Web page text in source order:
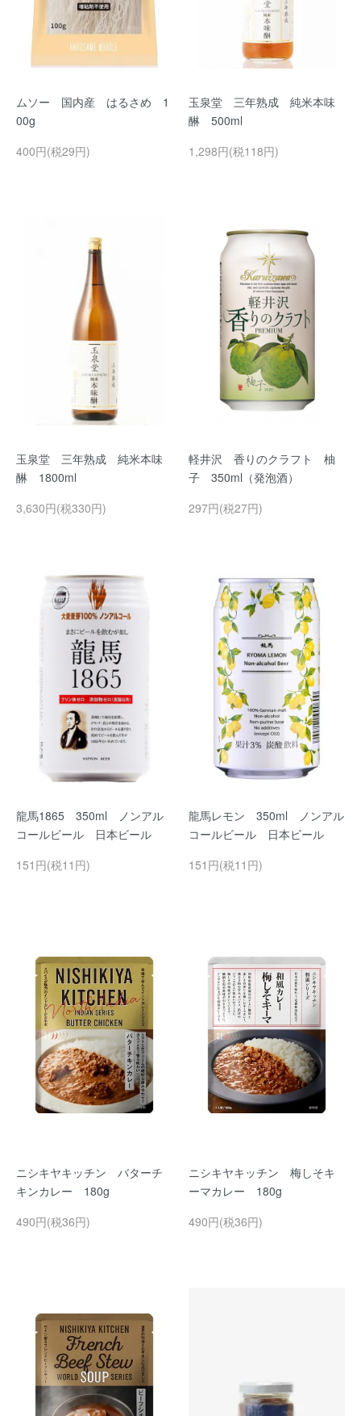
ムソー 国内産 はるさめ 1
00g
400円(税29円)
玉泉堂 三年熟成 純米本味
醂 500ml
1,298円(税118円)
玉泉堂 三年熟成 純米本味
醂 1800ml
3,630円(税330円)
軽井沢 香りのクラフト 柚
子 350ml（発泡酒）
297円(税27円)
龍馬1865 350ml ノンアル
コールビール 日本ビール
151円(税11円)
龍馬レモン 350ml ノンアル
コールビール 日本ビール
151円(税11円)
ニシキヤキッチン バターチ
キンカレー 180g
490円(税36円)
ニシキヤキッチン 梅しそキ
ーマカレー 180g
490円(税36円)